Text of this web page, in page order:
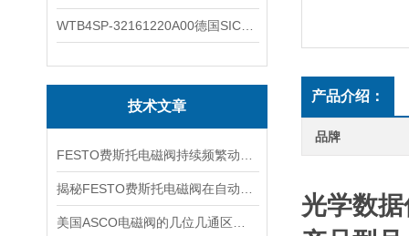
技术文章
产品介绍：
品牌
光学数